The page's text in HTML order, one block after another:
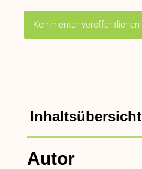
Inhaltsübersicht
Autor